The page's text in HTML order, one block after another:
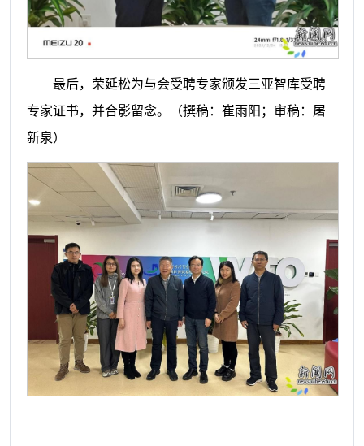
最后，荣延松为与会受聘专家颁发三亚智库受聘
专家证书，并合影留念。
（撰稿：崔雨阳；审稿：屠
新泉）